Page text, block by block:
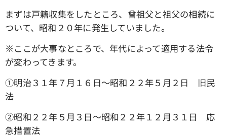
まずは戸籍収集をしたところ、曾祖父と祖父の相続に
ついて、昭和２０年に発生していました。
※ここが大事なところで、年代によって適用する法令
が変わってきます。
①明治３１年７月１６日～昭和２２年５月２日 旧民
法
➁昭和２２年５月３日～昭和２２年１２月３１日 応
急措置法